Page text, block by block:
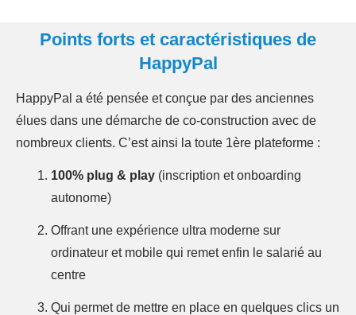
Points forts et caractéristiques de
HappyPal
HappyPal a été pensée et conçue par des anciennes
élues dans une démarche de co-construction avec de
nombreux clients. C’est ainsi la toute 1ère plateforme :
100% plug & play (inscription et onboarding
autonome)
Offrant une expérience ultra moderne sur
ordinateur et mobile qui remet enfin le salarié au
centre
Qui permet de mettre en place en quelques clics un